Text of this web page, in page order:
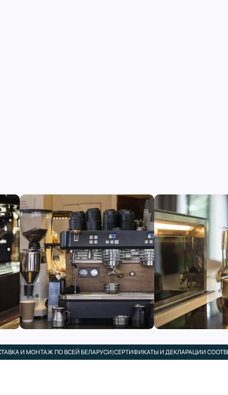
И МОНТАЖ ПО ВСЕЙ БЕЛАРУСИ|СЕРТИФИКАТЫ И ДЕКЛАРАЦИИ